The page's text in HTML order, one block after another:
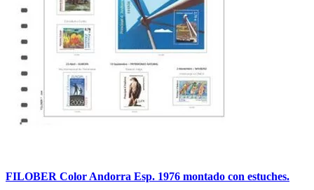
FILOBER Color Andorra Esp. 1976 montado con estuches.